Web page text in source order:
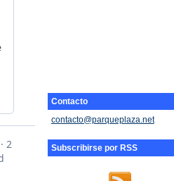
Contacto
contacto@parqueplaza.net
Subscribirse por RSS